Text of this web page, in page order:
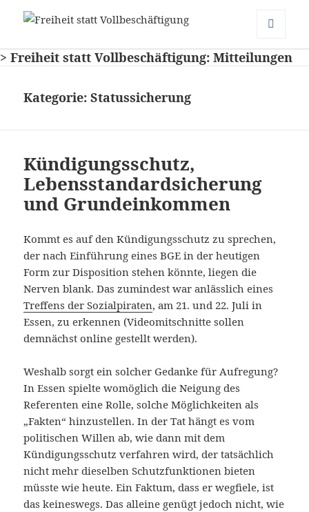
UND
WIDGETS
> Freiheit statt Vollbeschäftigung: Mitteilungen
Kategorie:Statussicherung
Kündigungsschutz,
Lebensstandardsicherung
und Grundeinkommen
Kommt es auf den Kündigungsschutz zu sprechen,
der nach Einführung eines BGE in der heutigen
Form zur Disposition stehen könnte, liegen die
Nerven blank. Das zumindest war anlässlich eines
Treffens der Sozialpiraten, am 21. und 22. Juli in
Essen, zu erkennen (Videomitschnitte sollen
demnächst online gestellt werden).
Weshalb sorgt ein solcher Gedanke für Aufregung?
In Essen spielte womöglich die Neigung des
Referenten eine Rolle, solche Möglichkeiten als
„Fakten“ hinzustellen. In der Tat hängt es vom
politischen Willen ab, wie dann mit dem
Kündigungsschutz verfahren wird, der tatsächlich
nicht mehr dieselben Schutzfunktionen bieten
müsste wie heute. Ein Faktum, dass er wegfiele, ist
das keineswegs. Das alleine genügt jedoch nicht, wie